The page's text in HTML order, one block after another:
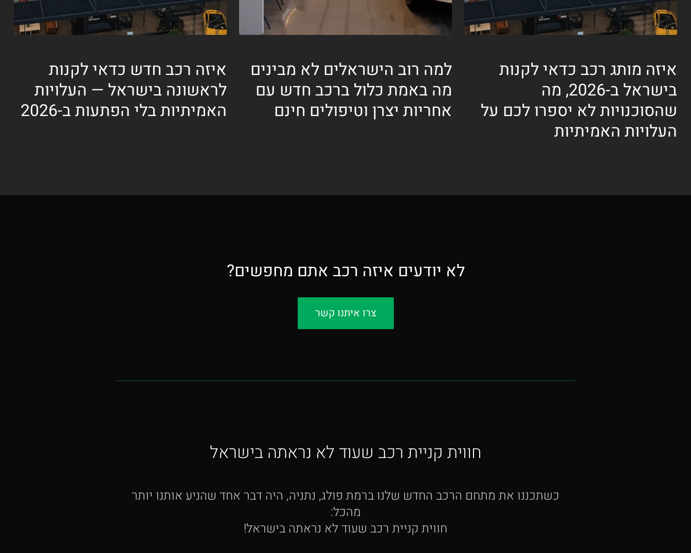
איזה מותג רכב כדאי לקנות
בישראל ב-2026, מה
שהסוכנויות לא יספרו לכם על
העלויות האמיתיות
למה רוב הישראלים לא מבינים
מה באמת כלול ברכב חדש עם
אחריות יצרן וטיפולים חינם
איזה רכב חדש כדאי לקנות
לראשונה בישראל — העלויות
האמיתיות בלי הפתעות ב-2026
לא יודעים איזה רכב אתם מחפשים?
צרו איתנו קשר
חווית קניית רכב שעוד לא נראתה בישראל
כשתכננו את מתחם הרכב החדש שלנו ברמת פולג, נתניה, היה דבר אחד שהניע אותנו יותר
מהכל:
חווית קניית רכב שעוד לא נראתה בישראל!